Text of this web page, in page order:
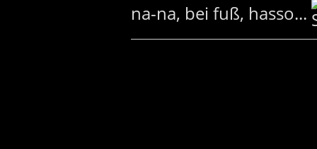
na-na, bei fuß, hasso...